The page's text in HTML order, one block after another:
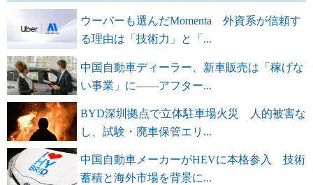
ウーバーも選んだMomenta 外資系が信頼す
る理由は「技術力」と「...
中国自動車ディーラー、新車販売は「稼げな
い事業」に――アフター...
BYD深圳拠点で立体駐車場火災 人的被害な
し、試験・廃車保管エリ...
中国自動車メーカーがHEVに本格参入 技術
蓄積と海外市場を背景に...